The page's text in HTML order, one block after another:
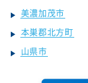
美濃加茂市
本巣郡北方町
山県市